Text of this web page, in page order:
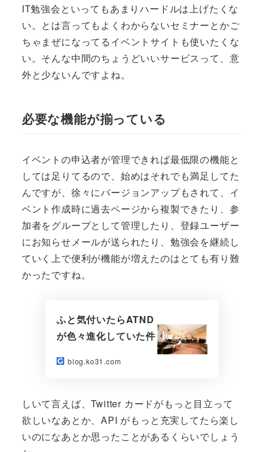
IT勉強会といってもあまりハードルは上げたくな
い。とは言ってもよくわからないセミナーとかご
ちゃまぜになってるイベントサイトも使いたくな
い。そんな中間のちょうどいいサービスって、意
外と少ないんですよね。
必要な機能が揃っている
イベントの申込者が管理できれば最低限の機能と
しては足りてるので、始めはそれでも満足してた
んですが、徐々にバージョンアップもされて、イ
ベント作成時に過去ページから複製できたり、参
加者をグループとして管理したり、登録ユーザー
にお知らせメールが送られたり、勉強会を継続し
ていく上で便利が機能が増えたのはとても有り難
かったですね。
ふと気付いたらATND
が色々進化していた件
blog.ko31.com
しいて言えば、Twitter カードがもっと目立って
欲しいなあとか、API がもっと充実してたら楽し
いのになあとか思ったことがあるくらいでしょう